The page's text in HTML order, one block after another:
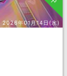
2026年01月14日(水)